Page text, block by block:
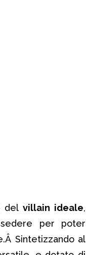
del villain ideale,
per poter
Sintetizzando al